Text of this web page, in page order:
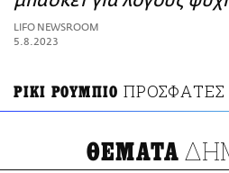
ΑΜΠΑ
PRINT
LIFO NEWSROOM
5.8.2023
ΡΙΚΙ ΡΟΥΜΠΙΟ ΠΡΟΣΦΑΤΕΣ
ΘΕΜΑΤΑ